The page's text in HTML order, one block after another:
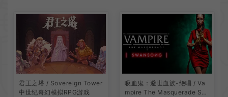
君王之塔 / Sovereign Tower
中世纪奇幻模拟RPG游戏
吸血鬼：避世血族-绝唱 / Va
mpire The Masquerade Sw